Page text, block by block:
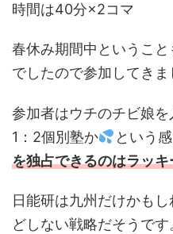
時間は40分×2コマ
春休み期間中というこ
でしたので参加してきま
参加者はウチのチビ娘を
1：2個別塾か
という
を独占できるのはラッキ
日能研は九州だけかも
どしない戦略だそうです